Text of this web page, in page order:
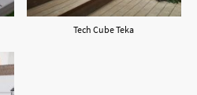
Tech Cube Teka